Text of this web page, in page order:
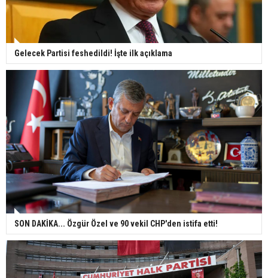
Gelecek Partisi feshedildi! İşte ilk açıklama
SON DAKİKA... Özgür Özel ve 90 vekil CHP'den istifa etti!